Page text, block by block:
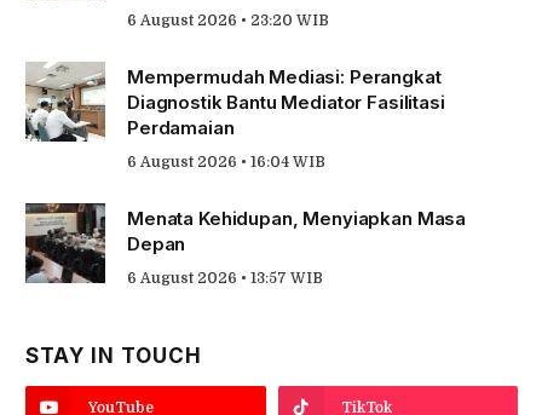
6 August 2026 • 23:20 WIB
Mempermudah Mediasi: Perangkat
Diagnostik Bantu Mediator Fasilitasi
Perdamaian
6 August 2026 • 16:04 WIB
Menata Kehidupan, Menyiapkan Masa
Depan
6 August 2026 • 13:57 WIB
STAY IN TOUCH
YouTube TikTok